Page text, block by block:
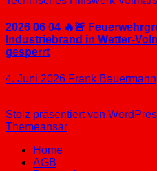
2026 06 04 🔥🚨
Industriebrand in Wetter-
gesperrt
4. Juni 2026 Frank
Stolz präsentiert von
Themeansar
Home
AGB